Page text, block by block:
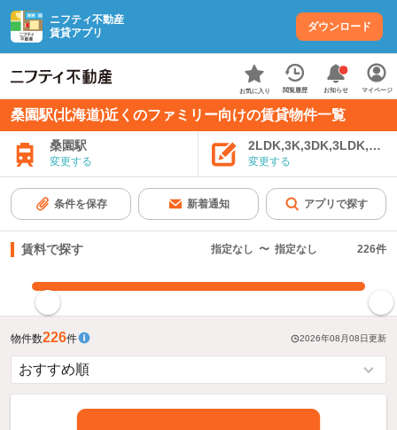
ニフティ不動産
賃貸アプリ
ダウンロード
お気に入り 閲覧履歴 お知らせ マイページ
桑園駅(北海道)近くのファミリー向けの賃貸物件一覧
桑園駅
変更する 変更する
条件を保存 新着通知 アプリで探す
賃料で探す 指定なし 〜 指定なし 226件
物件数226件 2026年08月08日更新